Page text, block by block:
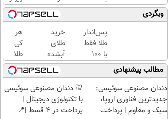
هزارتومان
(امن و
راحت)
ای
تحلیل
آماری
پایان
نامه
ارشد و
رساله
دکتری
گرمی
عیار
| ضد
جعل و
پلمپ
وبگردی
پس‌انداز
طلا فقط
با ۱۰۰
هزارتومان
(امن و
راحت)
خرید
طلای
آبشده
حتی با
۱۰۰هزارتومان
هر
کی
طلا
داره،
غم
نداره!
(خرید
مطالب پیشنهادی
دندان مصنوعی سوئیسی:
جدیدترین فناوری اروپا،
سبک و مقاوم | پرداخت
🦷 دندان مصنوعی سوئیسی
با تکنولوژی دیجیتال |
پرداخت در 4 قسط |📍